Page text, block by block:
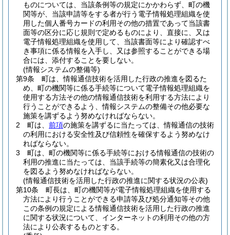
ものについては、当該条例等の規定にかかわらず、町の機
関等が、当該申請等をする者が行う電子情報処理組織を使
用した個人番号カードの利用その他の措置であって当該書
面等の区分に応じ規則で定めるものにより、直接に、又は
電子情報処理組織を使用して、当該書面等により確認すべ
き事項に係る情報を入手し、又は参照することができる場
合には、添付することを要しない。
(情報システムの整備等)
第9条
町は、情報通信技術を活用した行政の推進を図るた
め、町の機関等に係る手続等について電子情報処理組織を
使用する方法その他の情報通信技術を利用する方法により
行うことができるよう、情報システムの整備その他必要な
施策を講ずるよう努めなければならない。
2
町は、 前項の施策を講ずるに当たっては、情報通信の技術
の利用における安全性及び信頼性を確保するよう努めなけ
ればならない。
3
町は、町の機関等に係る手続等における情報通信の技術の
利用の推進に当たっては、当該手続等の簡素化又は合理化
を図るよう努めなければならない。
(情報通信技術を活用した行政の推進に関する状況の公表)
第10条
町長は、町の機関等が電子情報処理組織を使用する
方法により行うことができる申請等及び処分通知等その他
この条例の規定による情報通信技術を活用した行政の推進
に関する状況について、インターネットの利用その他の方
法により公表するものとする。